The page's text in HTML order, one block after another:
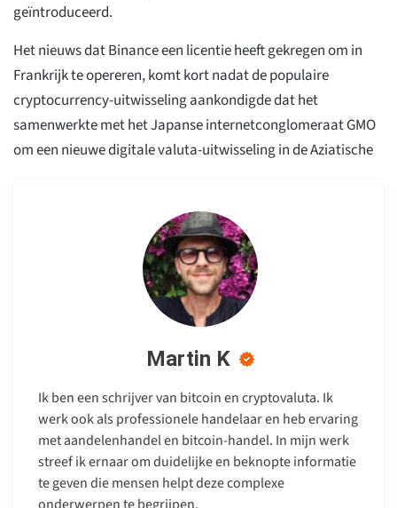
geïntroduceerd.
Het nieuws dat Binance een licentie heeft gekregen om in
Frankrijk te opereren, komt kort nadat de populaire
cryptocurrency-uitwisseling aankondigde dat het
samenwerkte met het Japanse internetconglomeraat GMO
om een nieuwe digitale valuta-uitwisseling in de Aziatische
Martin K
Ik ben een schrijver van bitcoin en cryptovaluta. Ik
werk ook als professionele handelaar en heb ervaring
met aandelenhandel en bitcoin-handel. In mijn werk
streef ik ernaar om duidelijke en beknopte informatie
te geven die mensen helpt deze complexe